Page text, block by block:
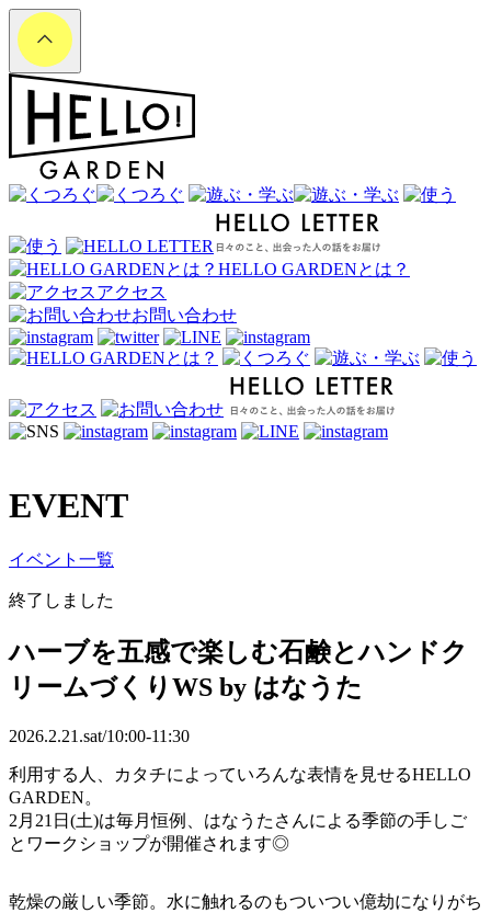
HELLO GARDENとは？
アクセス
お問い合わせ
EVENT
イベント一覧
終了しました
ハーブを五感で楽しむ石鹸とハンドク
リームづくり WS by はなうた
2026.2.21.sat/10:00-11:30
利用する人、カタチによっていろんな表情を見せるHELLO
GARDEN。
2月21日(土)は毎月恒例、はなうたさんによる季節の手しご
とワークショップが開催されます◎
乾燥の厳しい季節。水に触れるのもついつい億劫になりがち